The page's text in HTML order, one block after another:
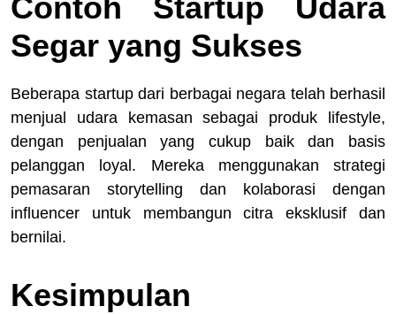
Contoh Startup Udara
Segar yang Sukses
Beberapa startup dari berbagai negara telah berhasil
menjual udara kemasan sebagai produk lifestyle,
dengan penjualan yang cukup baik dan basis
pelanggan loyal. Mereka menggunakan strategi
pemasaran storytelling dan kolaborasi dengan
influencer untuk membangun citra eksklusif dan
bernilai.
Kesimpulan